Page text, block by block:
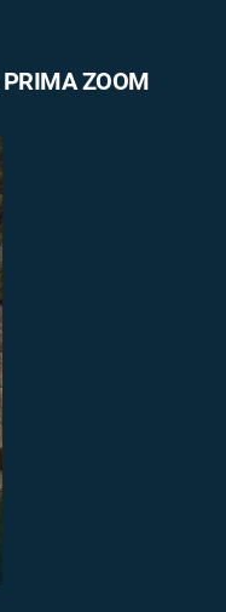
ZOOM